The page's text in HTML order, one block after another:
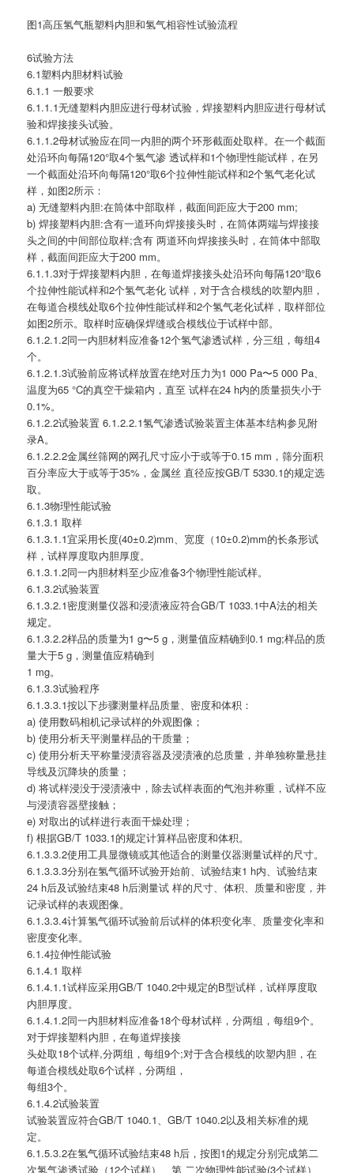
图1高压氢气瓶塑料内胆和氢气相容性试验流程
6试验方法
6.1塑料内胆材料试验
6.1.1 一般要求
6.1.1.1无缝塑料内胆应进行母材试验，焊接塑料内胆应进行母材试
验和焊接接头试验。
6.1.1.2母材试验应在同一内胆的两个环形截面处取样。在一个截面
处沿环向每隔120°取4个氢气渗 透试样和1个物理性能试样，在另
一个截面处沿环向每隔120°取6个拉伸性能试样和2个氢气老化试
样，如图2所示：
a) 无缝塑料内胆:在筒体中部取样，截面间距应大于200 mm;
b) 焊接塑料内胆:含有一道环向焊接接头时，在筒体两端与焊接接
头之间的中间部位取样;含有 两道环向焊接接头时，在筒体中部取
样，截面间距应大于200 mm。
6.1.1.3对于焊接塑料内胆，在每道焊接接头处沿环向每隔120°取6
个拉伸性能试样和2个氢气老化 试样，对于含合模线的吹塑内胆，
在每道合模线处取6个拉伸性能试样和2个氢气老化试样，取样部位
如图2所示。取样时应确保焊缝或合模线位于试样中部。
6.1.2.1.2同一内胆材料应准备12个氢气渗透试样，分三组，每组4
个。
6.1.2.1.3试验前应将试样放置在绝对压力为1 000 Pa〜5 000 Pa、
温度为65 °C的真空干燥箱内，直至 试样在24 h内的质量损失小于
0.1%。
6.1.2.2试验装置 6.1.2.2.1氢气渗透试验装置主体基本结构参见附
录A。
6.1.2.2.2金属丝筛网的网孔尺寸应小于或等于0.15 mm，筛分面积
百分率应大于或等于35%，金属丝 直径应按GB/T 5330.1的规定选
取。
6.1.3物理性能试验
6.1.3.1 取样
6.1.3.1.1宜采用长度(40±0.2)mm、宽度（10±0.2)mm的长条形试
样，试样厚度取内胆厚度。
6.1.3.1.2同一内胆材料至少应准备3个物理性能试样。
6.1.3.2试验装置
6.1.3.2.1密度测量仪器和浸渍液应符合GB/T 1033.1中A法的相关
规定。
6.1.3.2.2样品的质量为1 g〜5 g，测量值应精确到0.1 mg;样品的质
量大于5 g，测量值应精确到
1 mg。
6.1.3.3试验程序
6.1.3.3.1按以下步骤测量样品质量、密度和体积：
a) 使用数码相机记录试样的外观图像；
b) 使用分析天平测量样品的干质量；
c) 使用分析天平称量浸渍容器及浸渍液的总质量，并单独称量悬挂
导线及沉降块的质量；
d) 将试样浸没于浸渍液中，除去试样表面的气泡并称重，试样不应
与浸渍容器壁接触；
e) 对取出的试样进行表面干燥处理；
f) 根据GB/T 1033.1的规定计算样品密度和体积。
6.1.3.3.2使用工具显微镜或其他适合的测量仪器测量试样的尺寸。
6.1.3.3.3分别在氢气循环试验开始前、试验结束1 h内、试验结束
24 h后及试验结束48 h后测量试 样的尺寸、体积、质量和密度，并
记录试样的表观图像。
6.1.3.3.4计算氢气循环试验前后试样的体积变化率、质量变化率和
密度变化率。
6.1.4拉伸性能试验
6.1.4.1 取样
6.1.4.1.1试样应采用GB/T 1040.2中规定的B型试样，试样厚度取
内胆厚度。
6.1.4.1.2同一内胆材料应准备18个母材试样，分两组，每组9个。
对于焊接塑料内胆，在每道焊接接
头处取18个试样,分两组，每组9个;对于含合模线的吹塑内胆，在
每道合模线处取6个试样，分两组，
每组3个。
6.1.4.2试验装置
试验装置应符合GB/T 1040.1、GB/T 1040.2以及相关标准的规
定。
6.1.5.3.2在氢气循环试验结束48 h后，按图1的规定分别完成第二
次氢气渗透试验（12个试样）、第 二次物理性能试验(3个试样）